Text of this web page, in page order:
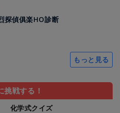
探偵俱楽HO診断
もっと見る
戦する！
化学式クイズ